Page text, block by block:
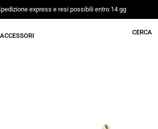
express e resi possibili entro 14 gg
ACCESSORI CERCA